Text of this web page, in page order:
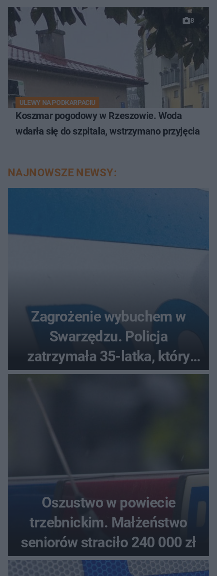
8
ULEWY NA PODKARPACIU
Koszmar pogodowy w Rzeszowie. Woda
wdarła się do szpitala, wstrzymano przyjęcia
NAJNOWSZE NEWSY:
Zagrożenie wybuchem w
Swarzędzu. Policja
zatrzymała 35-latka, który
zgłosił ładunek w swoim
Oszustwo w powiecie
trzebnickim. Małżeństwo
seniorów straciło 240 000 zł